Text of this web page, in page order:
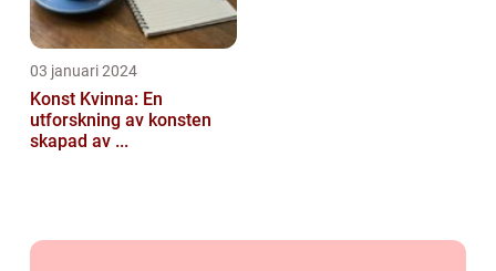
03 januari 2024
Konst Kvinna: En
utforskning av konsten
skapad av ...